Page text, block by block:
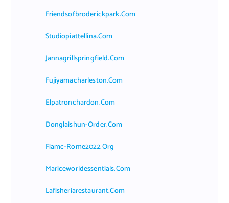
Friendsofbroderickpark.com
Studiopiattellina.com
Jannagrillspringfield.com
Fujiyamacharleston.com
Elpatronchardon.com
Donglaishun-Order.com
Fiamc-Rome2022.org
Mariceworldessentials.com
Lafisheriarestaurant.com